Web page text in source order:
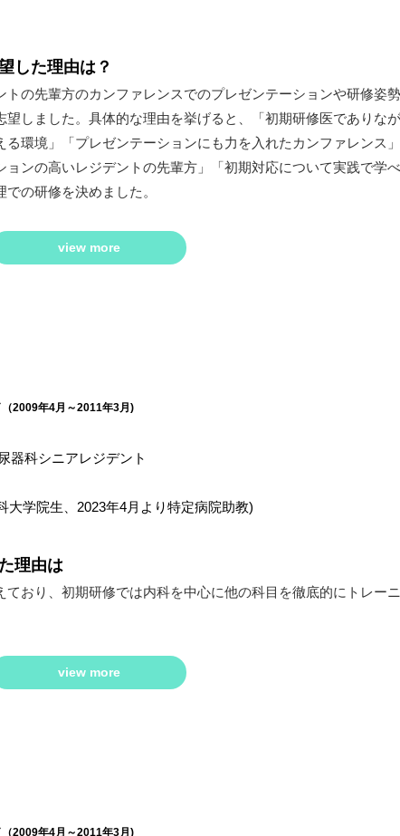
した理由は？
の先輩方のカンファレンスでのプレゼンテーションや研修姿
しました。具体的な理由を挙げると、「初期研修医でありな
環境」「プレゼンテーションにも力を入れたカンファレンス」
ョンの高いレジデントの先輩方」「初期対応について実践で学
の研修を決めました。
view more
2009年4月～2011年3月)
科シニアレジデント
大学院生、2023年4月より特定病院助教)
理由は
おり、初期研修では内科を中心に他の科目を徹底的にトレー
view more
2009年4月～2011年3月)